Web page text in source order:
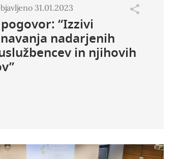
31.01.2023
“Izzivi
nadarjenih
in njihovih